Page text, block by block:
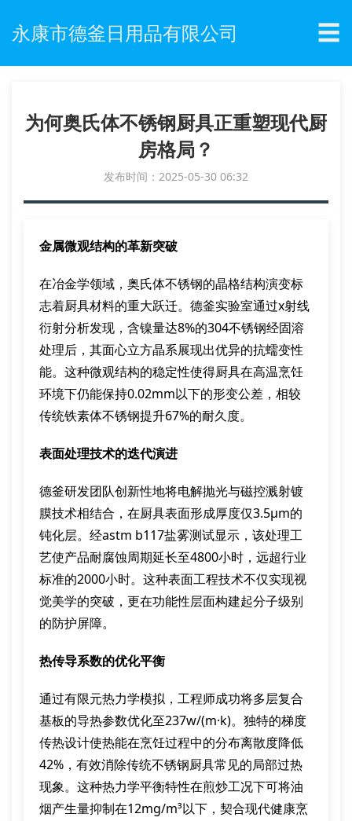
永康市德釜日用品有限公司 ☰
为何奥氏体不锈钢厨具正重塑现代厨
房格局？
发布时间：2025-05-30 06:32
金属微观结构的革新突破
在冶金学领域，奥氏体不锈钢的晶格结构演变标
志着厨具材料的重大跃迁。德釜实验室通过x射线
衍射分析发现，含镍量达8%的304不锈钢经固溶
处理后，其面心立方晶系展现出优异的抗蠕变性
能。这种微观结构的稳定性使得厨具在高温烹饪
环境下仍能保持0.02mm以下的形变公差，相较
传统铁素体不锈钢提升67%的耐久度。
表面处理技术的迭代演进
德釜研发团队创新性地将电解抛光与磁控溅射镀
膜技术相结合，在厨具表面形成厚度仅3.5μm的
钝化层。经astm b117盐雾测试显示，该处理工
艺使产品耐腐蚀周期延长至4800小时，远超行业
标准的2000小时。这种表面工程技术不仅实现视
觉美学的突破，更在功能性层面构建起分子级别
的防护屏障。
热传导系数的优化平衡
通过有限元热力学模拟，工程师成功将多层复合
基板的导热参数优化至237w/(m·k)。独特的梯度
传热设计使热能在烹饪过程中的分布离散度降低
42%，有效消除传统不锈钢厨具常见的局部过热
现象。这种热力学平衡特性在煎炒工况下可将油
烟产生量抑制在12mg/m³以下，契合现代健康烹